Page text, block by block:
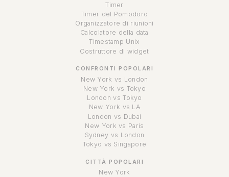
Timer
Timer del Pomodoro
Organizzatore di riunioni
Calcolatore della data
Timestamp Unix
Costruttore di widget
CONFRONTI POPOLARI
New York vs London
New York vs Tokyo
London vs Tokyo
New York vs LA
London vs Dubai
New York vs Paris
Sydney vs London
Tokyo vs Singapore
CITTÀ POPOLARI
New York